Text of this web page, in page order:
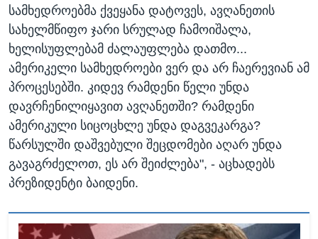
სამხედროებმა ქვეყანა დატოვეს, ავღანეთის
სახელმწიფო ჯარი სრულად ჩამოიშალა,
ხელისუფლებამ ძალაუფლება დათმო...
ამერიკელი სამხედროები ვერ და არ ჩაერევიან ამ
პროცესებში. კიდევ რამდენი წელი უნდა
დავრჩენილიყავით ავღანეთში? რამდენი
ამერიკული სიცოცხლე უნდა დაგვეკარგა?
წარსულში დაშვებული შეცდომები აღარ უნდა
გავაგრძელოთ, ეს არ შეიძლება", - აცხადებს
პრეზიდენტი ბაიდენი.